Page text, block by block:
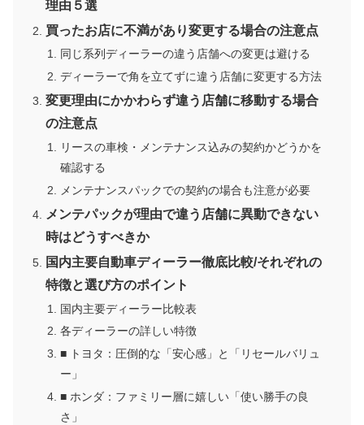
理由５選
買ったお店に不満があり変更する場合の注意点
同じ系列ディーラーの違う店舗への変更は避ける
ディーラーで角を立てずに違う店舗に変更する方法
変更理由にかかわらず違う店舗に移動する場合
の注意点
リースの車検・メンテナンス込みの契約かどうかを
確認する
メンテナンスパックでの契約の場合も注意が必要
メンテパックが理由で違う店舗に異動できない
時はどうすべきか
国内主要自動車ディーラー徹底比較/それぞれの
特徴と選び方のポイント
国内主要ディーラー比較表
各ディーラーの詳しい特徴
■ トヨタ：圧倒的な「安心感」と「リセールバリュ
ー」
■ ホンダ：ファミリー層に嬉しい「使い勝手の良
さ」